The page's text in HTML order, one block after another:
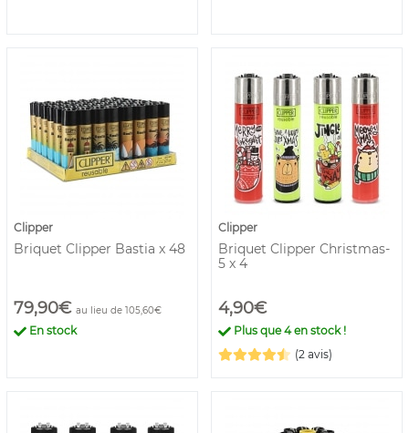
Clipper
Briquet Clipper Bastia x 48
79,90€ au lieu de 105,60€
En stock
Clipper
Briquet Clipper Christmas-
5 x 4
4,90€
Plus que4en stock !
(2 avis)